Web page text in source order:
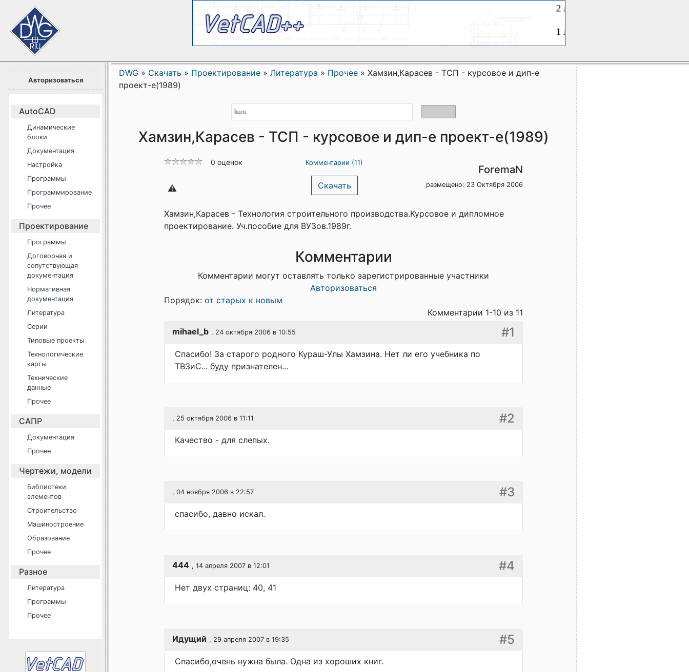
Авторизоваться
AutoCAD
Динамические
блоки
Документация
Настройка
Программы
Программирование
Прочее
Проектирование
Программы
Договорная и
сопутствующая
документация
Нормативная
документация
Литература
Серии
Типовые проекты
Технологические
карты
Технические
данные
Прочее
САПР
Документация
Прочее
Чертежи, модели
Библиотеки
элементов
Строительство
Машиностроение
Образование
Прочее
Разное
Литература
Программы
Прочее
DWG » Скачать » Проектирование » Литература » Прочее » Хамзин,Карасев - ТСП - курсовое и дип-е
проект-е(1989)
Хамзин,Карасев - ТСП - курсовое и дип-е проект-е(1989)
0 оценок Комментарии (11)
Скачать
ForemaN
размещено: 23 Октября 2006
Хамзин,Карасев - Технология строительного производства.Курсовое и дипломное
проектирование. Уч.пособие для ВУЗов.1989г.
Комментарии
Комментарии могут оставлять только зарегистрированные участники
Авторизоваться
Порядок: от старых к новым
Комментарии 1-10 из 11
mihael_b , 24 октября 2006 в 10:55 #1
Спасибо! За старого родного Кураш-Улы Хамзина. Нет ли его учебника по
ТВЗиС... буду признателен...
, 25 октября 2006 в 11:11 #2
Качество - для слепых.
, 04 ноября 2006 в 22:57 #3
спасибо, давно искал.
444 , 14 апреля 2007 в 12:01 #4
Нет двух страниц: 40, 41
Идущий , 29 апреля 2007 в 19:35 #5
Спасибо,очень нужна была. Одна из хороших книг.